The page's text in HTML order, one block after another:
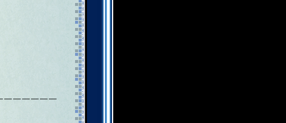
￣￣￣￣￣￣